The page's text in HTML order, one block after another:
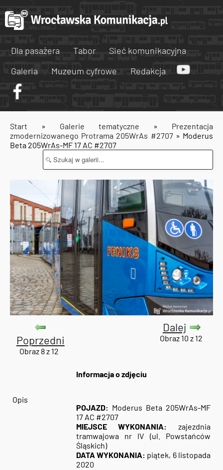
Dla pasażera Tabor
Sieć komunikacyjna
Galeria
Muzeum cyfrowe Redakcja
Start » Galerie tematyczne » Prezentacja
zmodernizowanego Protrama 205WrAs #2707» Moderus
Beta 205WrAs-MF 17 AC #2707
Poprzedni
Obraz 8 z 12
Dalej
Obraz 10 z 12
Informacja o zdjęciu
Opis
POJAZD: Moderus Beta 205WrAs-MF
17 AC #2707
MIEJSCE WYKONANIA:
zajezdnia
tramwajowa nr IV (ul. Powstańców
Śląskich)
DATA WYKONANIA: piątek, 6 listopada
2020